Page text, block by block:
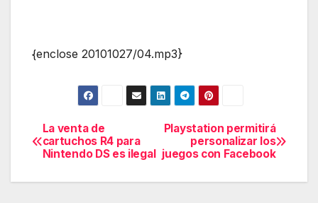
{enclose 20101027/04.mp3}
Navegación
de
Playstation permitirá
personalizar los
juegos con Facebook
La venta de
cartuchos R4 para
Nintendo DS es ilegal